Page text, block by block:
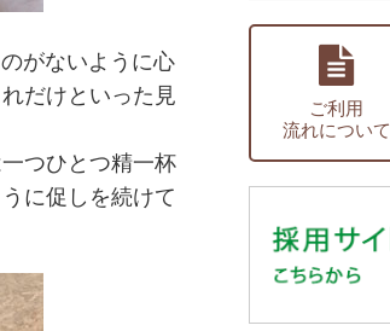
がないように心
だけといった見
つひとつ精一杯
に促しを続けて
ご利用
流れについて